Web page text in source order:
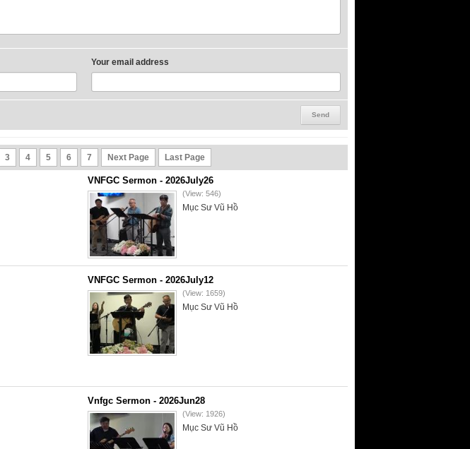
Your email address
3 4 5 6 7 Next Page Last Page
VNFGC Sermon - 2026July26
(View: 546)
Mục Sư Vũ Hồ
VNFGC Sermon - 2026July12
(View: 1659)
Mục Sư Vũ Hồ
Vnfgc Sermon - 2026Jun28
(View: 1926)
Mục Sư Vũ Hồ